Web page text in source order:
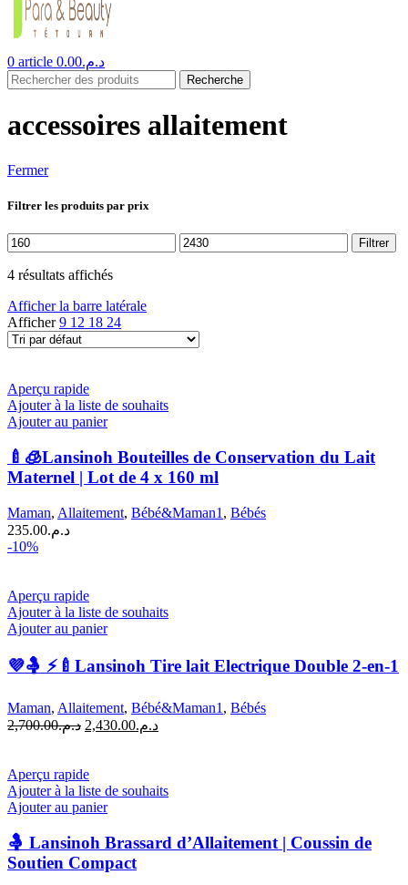
0 article د.م.0.00
Recherche
accessoires allaitement
Fermer
Filtrer les produits par prix
Prix
min
Prix
max
Filtrer
4 résultats affichés
Afficher la barre latérale
Afficher9 12 18 24
Aperçu rapide
Ajouter à la liste de souhaits
Ajouter au panier
🍼🧊Lansinoh Bouteilles de Conservation du Lait
Maternel | Lot de 4 x 160 ml
Maman, Allaitement, Bébé&Maman1 , Bébés
د.م.235.00
-10%
Aperçu rapide
Ajouter à la liste de souhaits
Ajouter au panier
💜🤱 ⚡🍼Lansinoh Tire lait Electrique Double 2-en-1
Maman, Allaitement, Bébé&Maman1 , Bébés
د.م.2,700.00
Le
était :
د.م.2,700.00.
د.م.2,430.00
Le
Aperçu rapide
Ajouter à la liste de souhaits
Ajouter au panier
🤱 Lansinoh Brassard d’Allaitement | Coussin de
Soutien Compact